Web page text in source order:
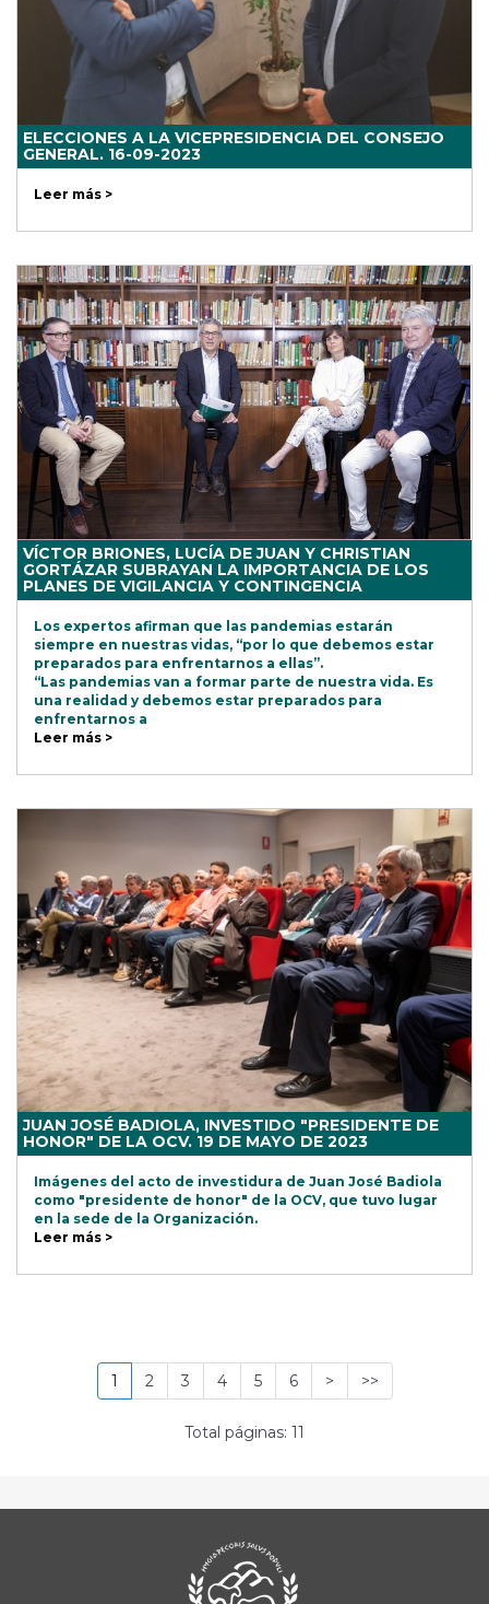
ELECCIONES A LA VICEPRESIDENCIA DEL CONSEJO
GENERAL. 16-09-2023
Leer más >
VÍCTOR BRIONES, LUCÍA DE JUAN Y CHRISTIAN
GORTÁZAR SUBRAYAN LA IMPORTANCIA DE LOS
PLANES DE VIGILANCIA Y CONTINGENCIA
Los expertos afirman que las pandemias estarán
siempre en nuestras vidas, “por lo que debemos estar
preparados para enfrentarnos a ellas”.
“Las pandemias van a formar parte de nuestra vida. Es
una realidad y debemos estar preparados para
enfrentarnos a
Leer más >
JUAN JOSÉ BADIOLA, INVESTIDO "PRESIDENTE DE
HONOR" DE LA OCV. 19 DE MAYO DE 2023
Imágenes del acto de investidura de Juan José Badiola
como "presidente de honor" de la OCV, que tuvo lugar
en la sede de la Organización.
Leer más >
1 2 3 4 5 6 > >>
Total páginas: 11